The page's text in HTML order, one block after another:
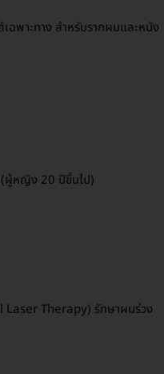
ฉพาะทาง สำหรับรากผมและหนัง
(ผู้หญิง 20 ปีขึ้นไป)
Laser Therapy) รักษาผมร่วง